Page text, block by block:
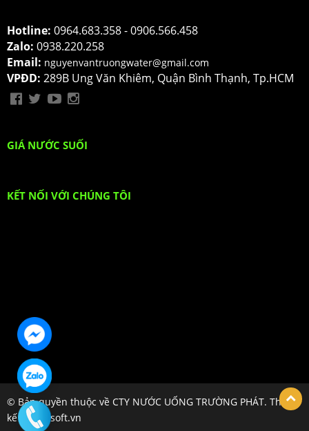
Hotline: 0964.683.358 - 0906.566.458
Zalo: 0938.220.258
Email: nguyenvantruongwater@gmail.com
VPĐD: 289B Ung Văn Khiêm, Quận Bình Thạnh, Tp.HCM
GIÁ NƯỚC SUỐI
KẾT NỐI VỚI CHÚNG TÔI
© Bản quyền thuộc về CTY NƯỚC UỐNG TRƯỜNG PHÁT. Thiết
kế bởi hpsoft.vn